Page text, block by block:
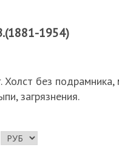
1954)
Холст без
загрязнения.